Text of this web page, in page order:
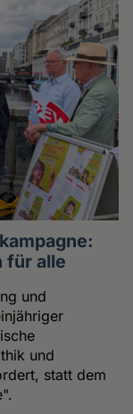
für alle
und
und
statt dem